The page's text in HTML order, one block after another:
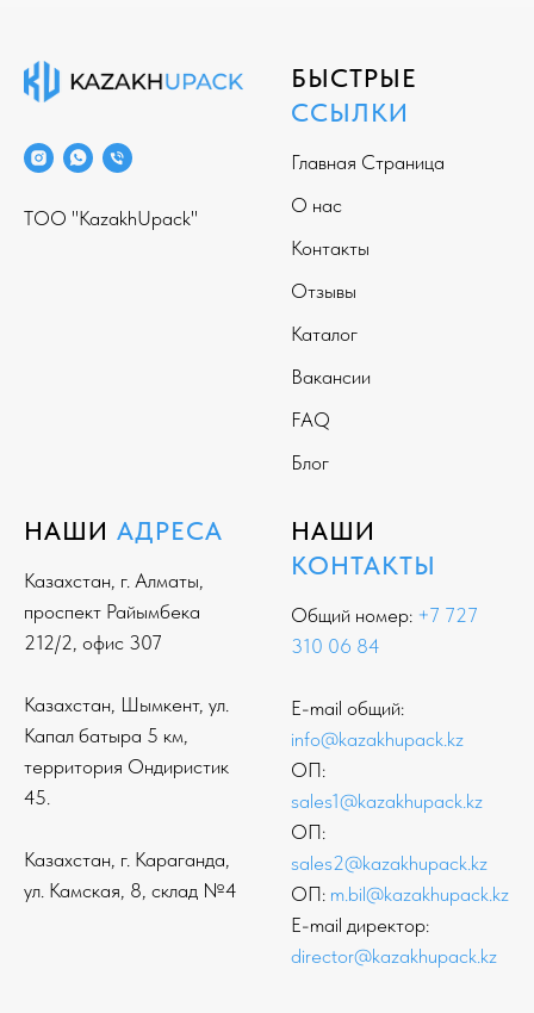
ТОО "KazakhUpack"
БЫСТРЫЕ
ССЫЛКИ
Главная Страница
О нас
Контакты
Отзывы
Каталог
Вакансии
FAQ
Блог
НАШИ АДРЕСА
Казахстан, г. Алматы,
проспект Райымбека
212/2, офис 307
Казахстан, Шымкент, ул.
Капал батыра 5 км,
территория Ондиристик
45.
Казахстан, г. Караганда,
ул. Камская, 8, склад №4
НАШИ
КОНТАКТЫ
Общий номер: +7 727
310 06 84
E-mail общий:
info@kazakhupack.kz
ОП:
sales1@kazakhupack.kz
ОП:
sales2@kazakhupack.kz
ОП: m.bil@kazakhupack.kz
E-mail директор:
director@kazakhupack.kz